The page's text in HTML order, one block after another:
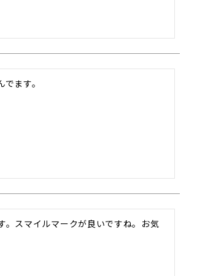
ます。
。スマイルマークが良いですね。お気